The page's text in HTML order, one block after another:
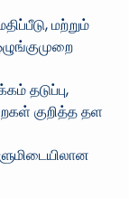
மற்றும்
தடுப்பு,
குறித்த தள